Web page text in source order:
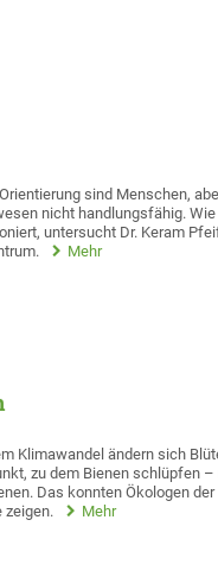
sind Menschen,
nicht handlungsfähig.
untersucht Dr. Keram
Mehr
Klimawandel ändern sich
zu dem Bienen schlüpfen
Das konnten Ökologen
zeigen.
Mehr